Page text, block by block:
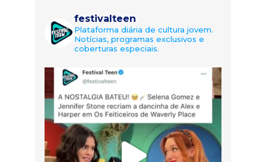
festivalteen
Plataforma diária de cultura jovem.
Notícias, programas exclusivos e
coberturas especiais.